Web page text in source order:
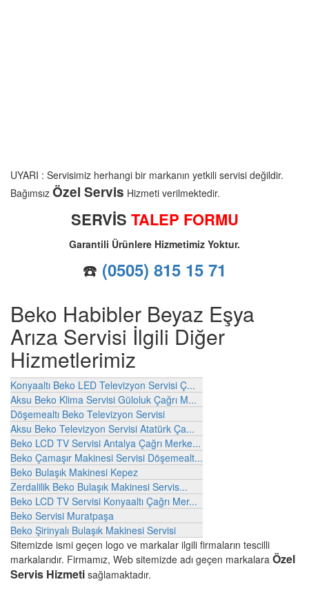
UYARI : Servisimiz herhangi bir markanın yetkili servisi değildir.
Bağımsız Özel Servis Hizmeti verilmektedir.
SERVİS TALEP FORMU
Garantili Ürünlere Hizmetimiz Yoktur.
☎️ (0505) 815 15 71
Beko Habibler Beyaz Eşya
Arıza Servisi İlgili Diğer
Hizmetlerimiz
Konyaaltı Beko LED Televizyon Servisi Ç...
Aksu Beko Klima Servisi Güloluk Çağrı M...
Döşemealtı Beko Televizyon Servisi
Aksu Beko Televizyon Servisi Atatürk Ça...
Beko LCD TV Servisi Antalya Çağrı Merke...
Beko Çamaşır Makinesi Servisi Döşemealt...
Beko Bulaşık Makinesi Kepez
Zerdalilik Beko Bulaşık Makinesi Servis...
Beko LCD TV Servisi Konyaaltı Çağrı Mer...
Beko Servisi Muratpaşa
Beko Şirinyalı Bulaşık Makinesi Servisi
Sitemizde ismi geçen logo ve markalar ilgili firmaların tescilli
markalarıdır. Firmamız, Web sitemizde adı geçen markalara Özel
Servis Hizmeti sağlamaktadır.